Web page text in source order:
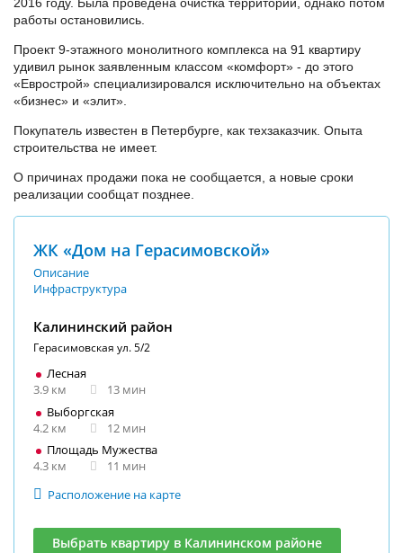
работы остановились.
Проект 9-этажного монолитного комплекса на 91 квартиру
удивил рынок заявленным классом «комфорт» - до этого
«Еврострой» специализировался исключительно на объектах
«бизнес» и «элит».
Покупатель известен в Петербурге, как техзаказчик. Опыта
строительства не имеет.
О причинах продажи пока не сообщается, а новые сроки
реализации сообщат позднее.
ЖК «Дом на Герасимовской»
Описание
Инфраструктура
Калининский район
Герасимовская ул. 5/2
Лесная
3.9 км
13 мин
Выборгская
4.2 км
12 мин
Площадь Мужества
4.3 км
11 мин
Расположение на карте
Выбрать квартиру в Калининском районе